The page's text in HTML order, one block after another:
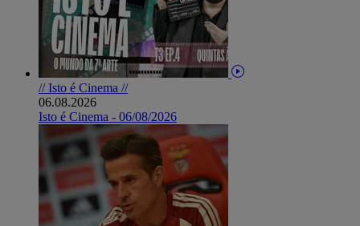
// Isto é Cinema //
06.08.2026
Isto é Cinema - 06/08/2026